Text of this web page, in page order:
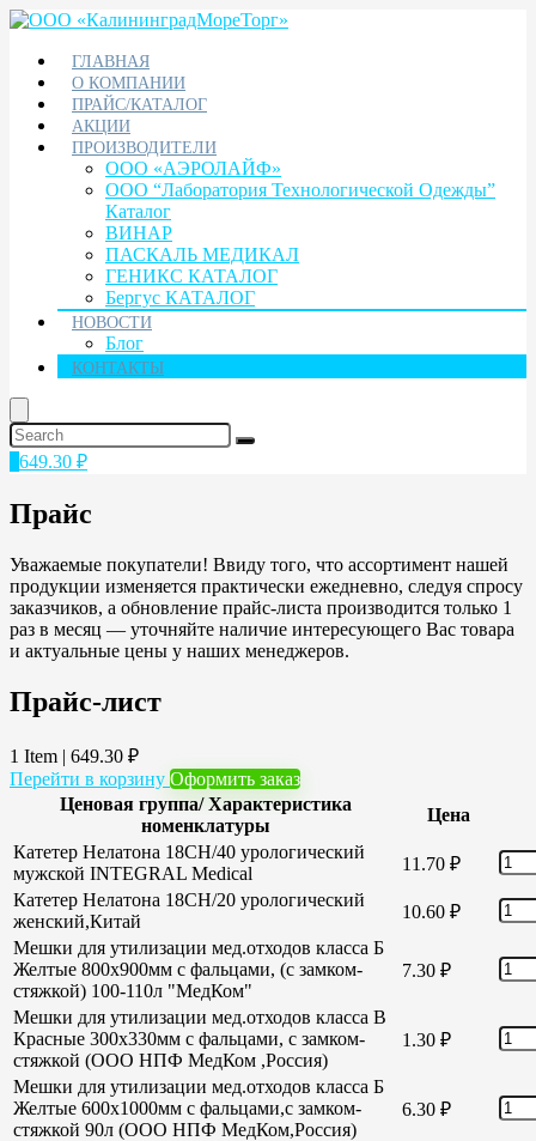
ГЛАВНАЯ
О КОМПАНИИ
ПРАЙС/КАТАЛОГ
АКЦИИ
ПРОИЗВОДИТЕЛИ
ООО «АЭРОЛАЙФ»
ООО “Лаборатория Технологической Одежды”
Каталог
ВИНАР
ПАСКАЛЬ МЕДИКАЛ
ГЕНИКС КАТАЛОГ
Бергус КАТАЛОГ
НОВОСТИ
Блог
КОНТАКТЫ
649.30 ₽
Прайс
Уважаемые покупатели! Ввиду того, что ассортимент нашей
продукции изменяется практически ежедневно, следуя спросу
заказчиков, а обновление прайс-листа производится только 1
раз в месяц — уточняйте наличие интересующего Вас товара
и актуальные цены у наших менеджеров.
Прайс-лист
1 Item | 649.30 ₽
Перейти в корзину Оформить заказ
Ценовая группа/ Характеристика
номенклатуры
Цена
Катетер Нелатона 18CH/40 урологический
мужской INTEGRAL Medical
11.70 ₽
Катетер Нелатона 18CH/20 урологический
женский,Китай
10.60 ₽
Мешки для утилизации мед.отходов класса Б
Желтые 800х900мм с фальцами, (с замком-
стяжкой) 100-110л "МедКом"
7.30 ₽
Мешки для утилизации мед.отходов класса В
Красные 300х330мм с фальцами, с замком-
стяжкой (ООО НПФ МедКом ,Россия)
1.30 ₽
Мешки для утилизации мед.отходов класса Б
Желтые 600х1000мм с фальцами,с замком-
стяжкой 90л (ООО НПФ МедКом,Россия)
6.30 ₽